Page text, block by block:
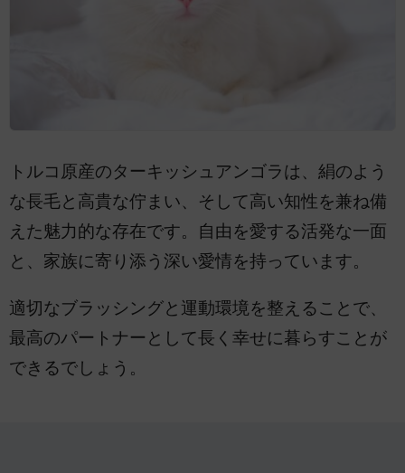
トルコ原産のターキッシュアンゴラは、絹のよう
な長毛と高貴な佇まい、そして高い知性を兼ね備
えた魅力的な存在です。自由を愛する活発な一面
と、家族に寄り添う深い愛情を持っています。
適切なブラッシングと運動環境を整えることで、
最高のパートナーとして長く幸せに暮らすことが
できるでしょう。